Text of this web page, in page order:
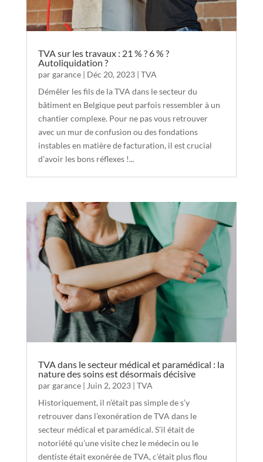
TVA sur les travaux : 21 % ? 6 % ?
Autoliquidation ?
pargarance| Déc 20, 2023| TVA
Démêler les fils de la TVA dans le secteur du
bâtiment en Belgique peut parfois ressembler à un
chantier complexe. Pour ne pas vous retrouver
avec un mur de confusion ou des fondations
instables en matière de facturation, il est crucial
d’avoir les bons réflexes !...
TVA dans le secteur médical et paramédical : la
nature des soins est désormais décisive
pargarance| Juin 2, 2023| TVA
Historiquement, il n’était pas simple de s’y
retrouver dans l’exonération de TVA dans le
secteur médical et paramédical. S’il était de
notoriété qu’une visite chez le médecin ou le
dentiste était exonérée de TVA, c’était plus flou